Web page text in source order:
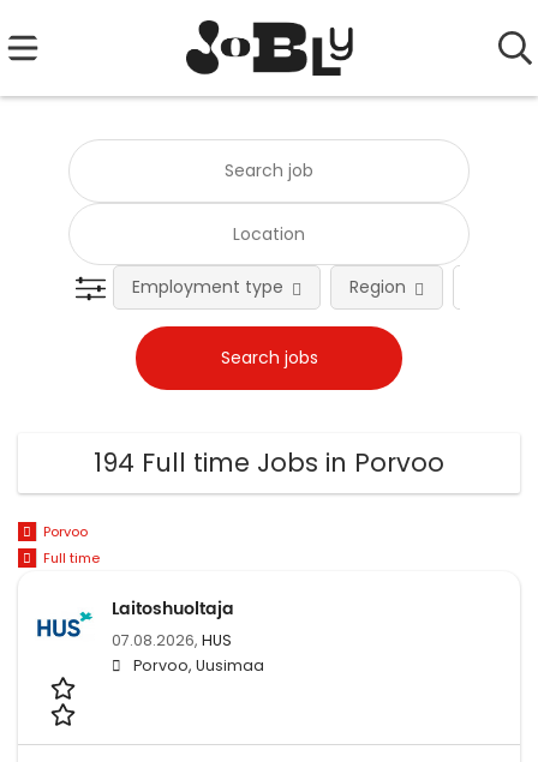
Employment type Region
194 Full time Jobs in Porvoo
Porvoo
Full time
Laitoshuoltaja
07.08.2026, HUS
Porvoo, Uusimaa